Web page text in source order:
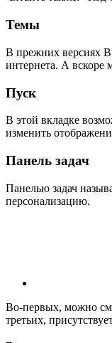
Темы
В прежних версиях
интернета. А вскоре
Пуск
В этой вкладке
изменить
Панель задач
Панелью задач
персонализацию.
Во-первых, можно
третьих,